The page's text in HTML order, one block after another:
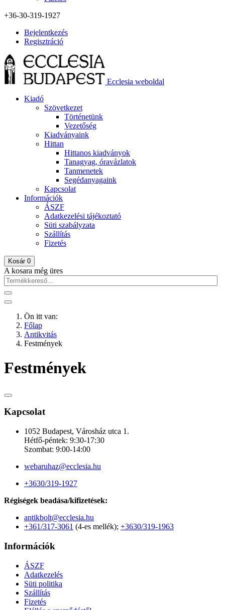
+36-30-319-1927
Bejelentkezés
Regisztráció
Ecclesia weboldal
Kiadó
Szövetkezet
Történetünk
Vezetőség
Kiadványaink
Hittan
Hittanos kiadványok
Tanagyag, óravázlatok
Tanmenetek
Segédanyagaink
Kapcsolat
Információk
ÁSZF
Adatkezelési tájékoztató
Süti szabályzata
Szállítás
Fizetés
Kosár 0
A kosara még üres
Ön itt van:
Főlap
Antikvitás
Festmények
Festmények
Kapcsolat
1052 Budapest, Városház utca 1.
Hétfő-péntek: 9:30-17:30
Szombat: 9:00-14:00
webaruhaz@ecclesia.hu
+3630/319-1927
Régiségek beadása/kifizetések:
antikbolt@ecclesia.hu
+361/317-3061 (4-es mellék); +3630/319-1963
Információk
ÁSZF
Adatkezelés
Süti politika
Szállítás
Fizetés